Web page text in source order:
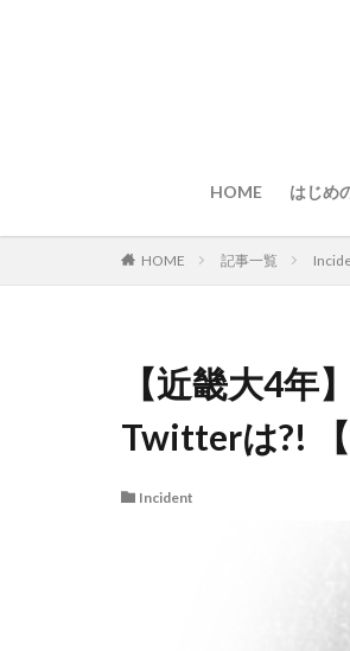
HOME はじめ
HOME 記事一覧
【近畿大4年
Twitterは?! 【
Incident